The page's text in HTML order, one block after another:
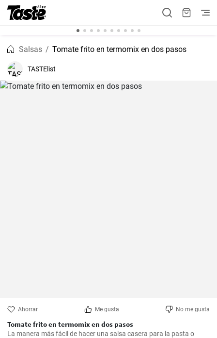
Salsas Tomate frito en termomix en dos pasos
TASTElist
Ahorrar Me gusta No me gusta
Tomate frito en termomix en dos pasos
La manera más fácil de hacer una salsa casera para la pasta o